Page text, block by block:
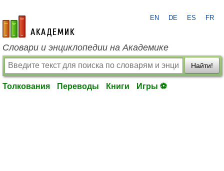
academic.ru
EN DE ES FR
Словари и энциклопедии на Академике
Найти!
Толкования Переводы Книги Игры ⚽